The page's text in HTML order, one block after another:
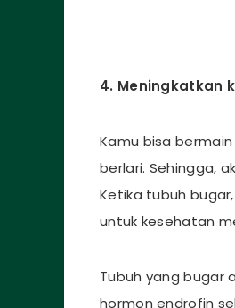
4. Meningkatkan
Kamu bisa
berlari. Sehingga,
Ketika tubuh
untuk kesehatan
Tubuh yang bugar
hormon endrofin